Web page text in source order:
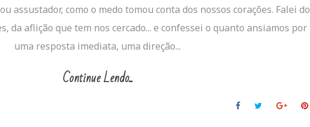
assustador, como o medo tomou conta dos nossos corações. Falei do
da aflição que tem nos cercado... e confessei o quanto ansiamos por
uma resposta imediata, uma direção...
Continue Lendo...